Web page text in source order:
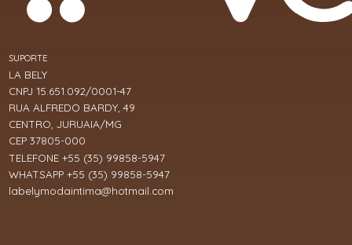
SUPORTE
LA BELY
CNPJ 15.651.092/0001-47
RUA ALFREDO BARDY, 49
CENTRO, JURUAIA/MG
CEP 37805-000
TELEFONE +55 (35) 99858-5947
WHATSAPP +55 (35) 99858-5947
labelymodaintima@hotmail.com